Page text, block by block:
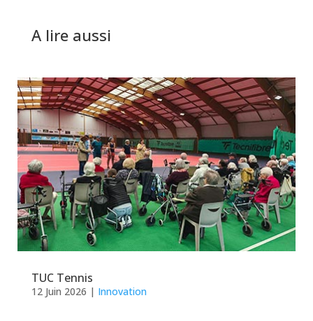
A lire aussi
TUC Tennis
12 Juin 2026 | Innovation